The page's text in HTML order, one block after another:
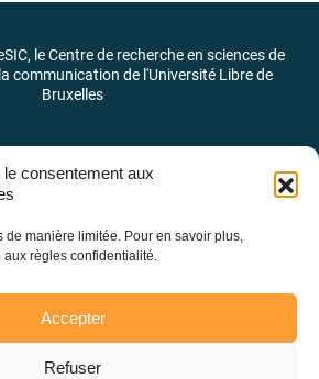
le consentement aux
de manière limitée. Pour en savoir plus,
règles confidentialité.
Accepter
Refuser
le Centre de recherche en sciences de
communication de l'Université Libre de
Bruxelles
et des identités journalistiques –